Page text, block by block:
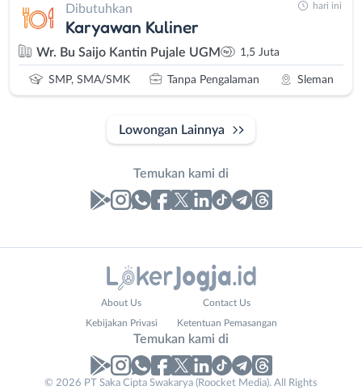
Dibutuhkan
Karyawan Kuliner
Wr. Bu Saijo Kantin Pujale UGM 1,5 Juta
SMP, SMA/SMK Tanpa Pengalaman Sleman
hari ini
Lowongan Lainnya
Temukan kami di
About Us Contact Us
Kebijakan Privasi Ketentuan Pemasangan
Temukan kami di
© 2026 PT Saka Cipta Swakarya (Roocket Media). All Rights